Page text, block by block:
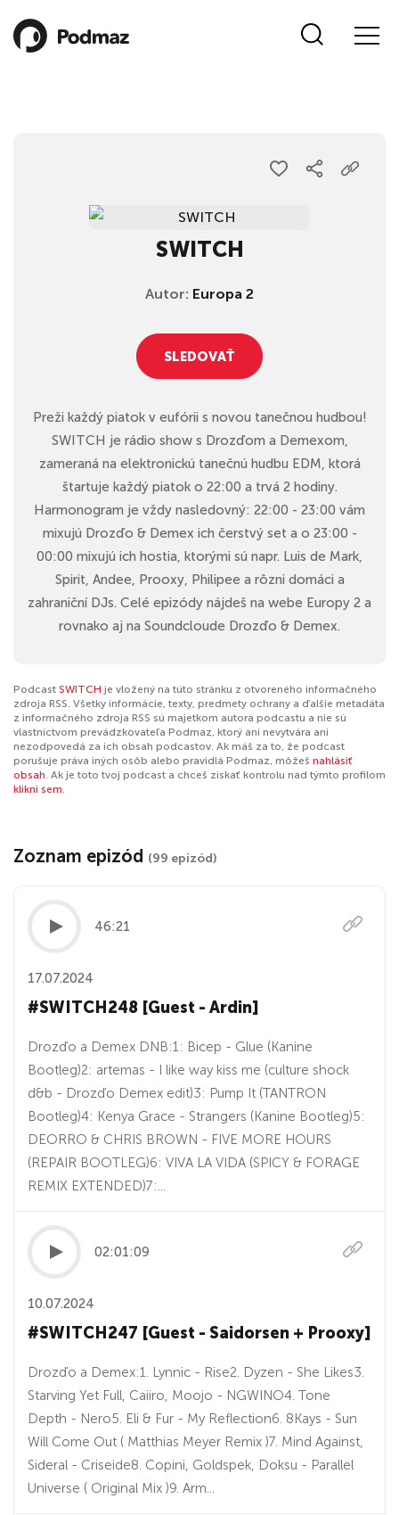
SWITCH
Autor: Europa 2
SLEDOVAŤ
Preži každý piatok v eufórii s novou tanečnou hudbou!
SWITCH je rádio show s Drozďom a Demexom,
zameraná na elektronickú tanečnú hudbu EDM, ktorá
štartuje každý piatok o 22:00 a trvá 2 hodiny.
Harmonogram je vždy nasledovný: 22:00 - 23:00 vám
mixujú Drozďo & Demex ich čerstvý set a o 23:00 -
00:00 mixujú ich hostia, ktorými sú napr. Luis de Mark,
Spirit, Andee, Prooxy, Philipee a rôzni domáci a
zahraniční DJs. Celé epizódy nájdeš na webe Europy 2 a
rovnako aj na Soundcloude Drozďo & Demex.
Podcast SWITCH je vložený na túto stránku z otvoreného informačného
zdroja RSS. Všetky informácie, texty, predmety ochrany a ďalšie metadáta
z informačného zdroja RSS sú majetkom autora podcastu a nie sú
vlastníctvom prevádzkovateľa Podmaz, ktorý ani nevytvára ani
nezodpovedá za ich obsah podcastov. Ak máš za to, že podcast
porušuje práva iných osôb alebo pravidlá Podmaz, môžeš nahlásiť
obsah. Ak je toto tvoj podcast a chceš získať kontrolu nad týmto profilom
klikni sem.
Zoznam epizód (99 epizód)
46:21
17.07.2024
#SWITCH248 [Guest - Ardin]
Drozďo a Demex DNB:1: Bicep - Glue (Kanine
Bootleg)2: artemas - I like way kiss me (culture shock
d&b - Drozďo Demex edit)3: Pump It (TANTRON
Bootleg)4: Kenya Grace - Strangers (Kanine Bootleg)5:
DEORRO & CHRIS BROWN - FIVE MORE HOURS
(REPAIR BOOTLEG)6: VIVA LA VIDA (SPICY & FORAGE
REMIX EXTENDED)7:...
02:01:09
10.07.2024
#SWITCH247 [Guest - Saidorsen + Prooxy]
Drozďo a Demex:1. Lynnic - Rise2. Dyzen - She Likes3.
Starving Yet Full, Caiiro, Moojo - NGWINO4. Tone
Depth - Nero5. Eli & Fur - My Reflection6. 8Kays - Sun
Will Come Out ( Matthias Meyer Remix )7. Mind Against,
Sideral - Criseide8. Copini, Goldspek, Doksu - Parallel
Universe ( Original Mix )9. Arm...